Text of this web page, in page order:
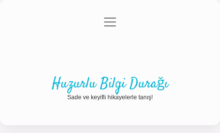
Gizlilik Politikası
menüyü
Huzurlu Bilgi Durağı
Sade ve keyifli hikayelerle tanış!